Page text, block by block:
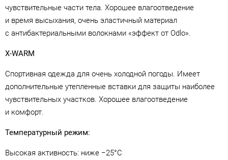
чувствительные части тела. Хорошее влагоотведение
и время высыхания, очень эластичный материал
с антибактериальными волокнами «эффект от Odlo».
X-WARM
Спортивная одежда для очень холодной погоды. Имеет
дополнительные утепленные вставки для защиты наиболее
чувствительных участков. Хорошее влагоотведение
и комфорт.
Температурный режим:
Высокая активность: ниже −25°C